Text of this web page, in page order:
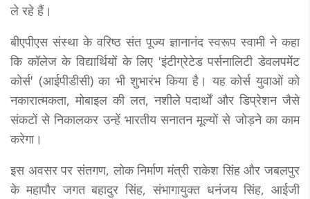
ले रहे हैं।
बीएपीएस संस्था के वरिष्ठ संत पूज्य ज्ञानानंद स्वरूप स्वामी ने कहा
कि कॉलेज के विद्यार्थियों के लिए 'इंटीग्रेटेड पर्सनालिटी डेवलपमेंट
कोर्स' (आईपीडीसी) का भी शुभारंभ किया है। यह कोर्स युवाओं को
नकारात्मकता, मोबाइल की लत, नशीले पदार्थों और डिप्रेशन जैसे
संकटों से निकालकर उन्हें भारतीय सनातन मूल्यों से जोड़ने का काम
करेगा।
इस अवसर पर संतगण, लोक निर्माण मंत्री राकेश सिंह और जबलपुर
के महापौर जगत बहादुर सिंह, संभागायुक्त धनंजय सिंह, आईजी